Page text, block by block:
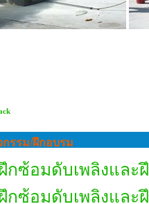
กรรม/ฝึกอบรม
กซ้อมดับเพลิงและ
กซ้อมดับเพลิงและ